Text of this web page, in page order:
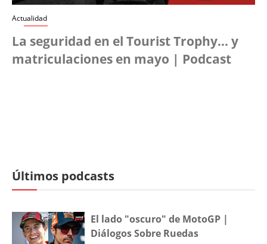
Actualidad
La seguridad en el Tourist Trophy… y
matriculaciones en mayo | Podcast
Últimos podcasts
El lado "oscuro" de MotoGP |
Diálogos Sobre Ruedas